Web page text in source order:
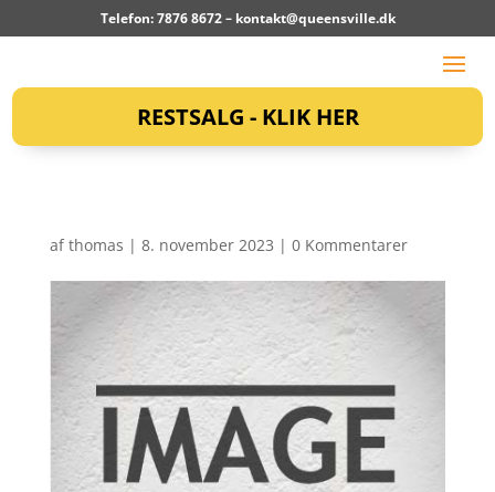
Telefon: 7876 8672 – kontakt@queensville.dk
RESTSALG - KLIK HER
afthomas | 8. november 2023 | 0 Kommentarer